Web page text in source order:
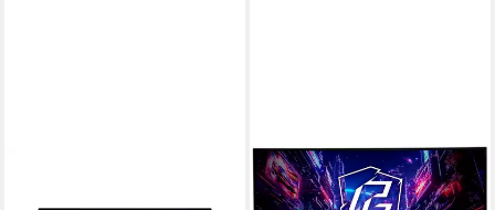
ASROCK
PGO27QFS Gaming-Monitor